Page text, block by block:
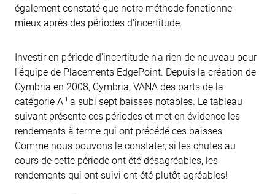
également constaté que notre méthode fonctionne
mieux après des périodes d'incertitude.
Investir en période d'incertitude n'a rien de nouveau pour
l'équipe de Placements EdgePoint. Depuis la création de
Cymbria en 2008, Cymbria, VANA des parts de la
catégorie A i a subi sept baisses notables. Le tableau
suivant présente ces périodes et met en évidence les
rendements à terme qui ont précédé ces baisses.
Comme nous pouvons le constater, si les chutes au
cours de cette période ont été désagréables, les
rendements qui ont suivi ont été plutôt agréables!